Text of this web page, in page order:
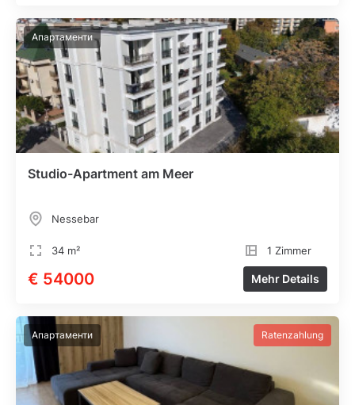
Апартаменти
Studio-Apartment am Meer
Nessebar
34 m² 1 Zimmer
€ 54000 Mehr Details
Апартаменти Ratenzahlung